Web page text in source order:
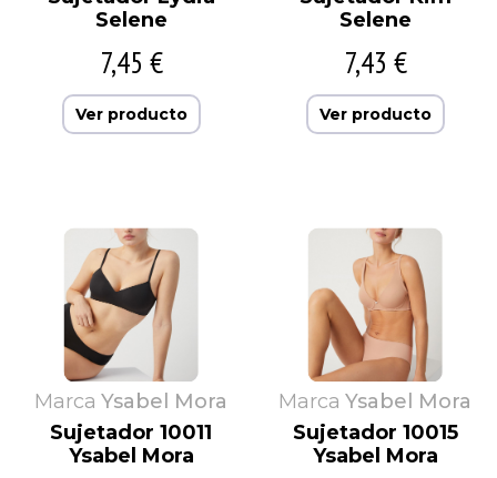
Selene
7,45 €
Ver producto
Selene
7,43 €
Ver producto
Marca Ysabel Mora
Sujetador 10011
Ysabel Mora
Marca Ysabel Mora
Sujetador 10015
Ysabel Mora